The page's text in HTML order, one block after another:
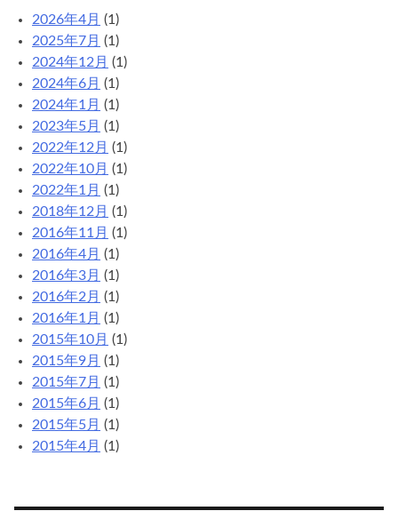
2026年4月 (1)
2025年7月 (1)
2024年12月 (1)
2024年6月 (1)
2024年1月 (1)
2023年5月 (1)
2022年12月 (1)
2022年10月 (1)
2022年1月 (1)
2018年12月 (1)
2016年11月 (1)
2016年4月 (1)
2016年3月 (1)
2016年2月 (1)
2016年1月 (1)
2015年10月 (1)
2015年9月 (1)
2015年7月 (1)
2015年6月 (1)
2015年5月 (1)
2015年4月 (1)